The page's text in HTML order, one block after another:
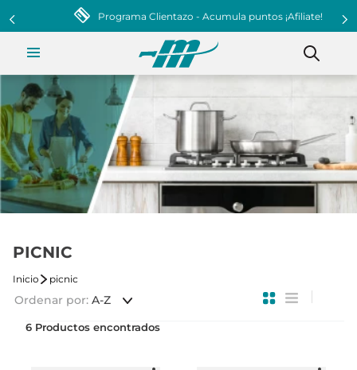
Programa Clientazo - Acumula puntos ¡Afiliate!
PICNIC
picnic
Ordenar por A-Z
6